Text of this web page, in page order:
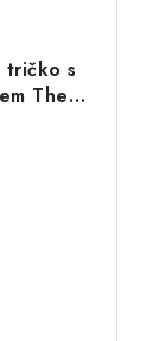
tričko s
The